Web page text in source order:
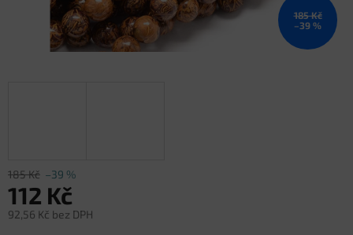
185 Kč
–39 %
185 Kč –39 %
112 Kč
92,56 Kč bez DPH